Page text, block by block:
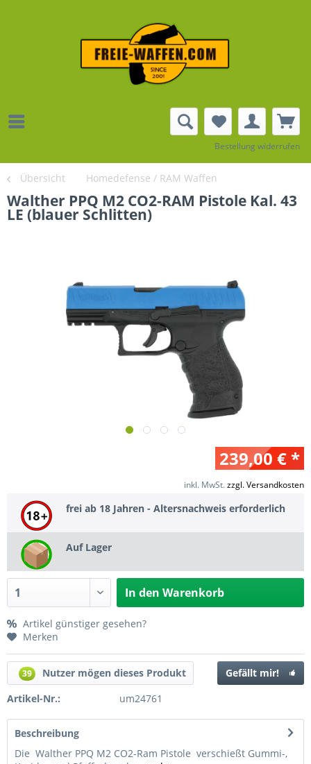
Bestellung widerrufen
Übersicht Homedefense / RAM Waffen
Walther PPQ M2 CO2-RAM Pistole Kal. 43
LE (blauer Schlitten)
239,00 € *
inkl. MwSt.zzgl. Versandkosten
frei ab 18 Jahren - Altersnachweis erforderlich
Auf Lager
In den Warenkorb
Artikel günstiger gesehen?
Merken
39 Nutzer mögen dieses Produkt
Gefällt mir!
Artikel-Nr.:
um24761
Beschreibung
Die Walther PPQ M2 CO2-Ram Pistole verschießt Gummi-,